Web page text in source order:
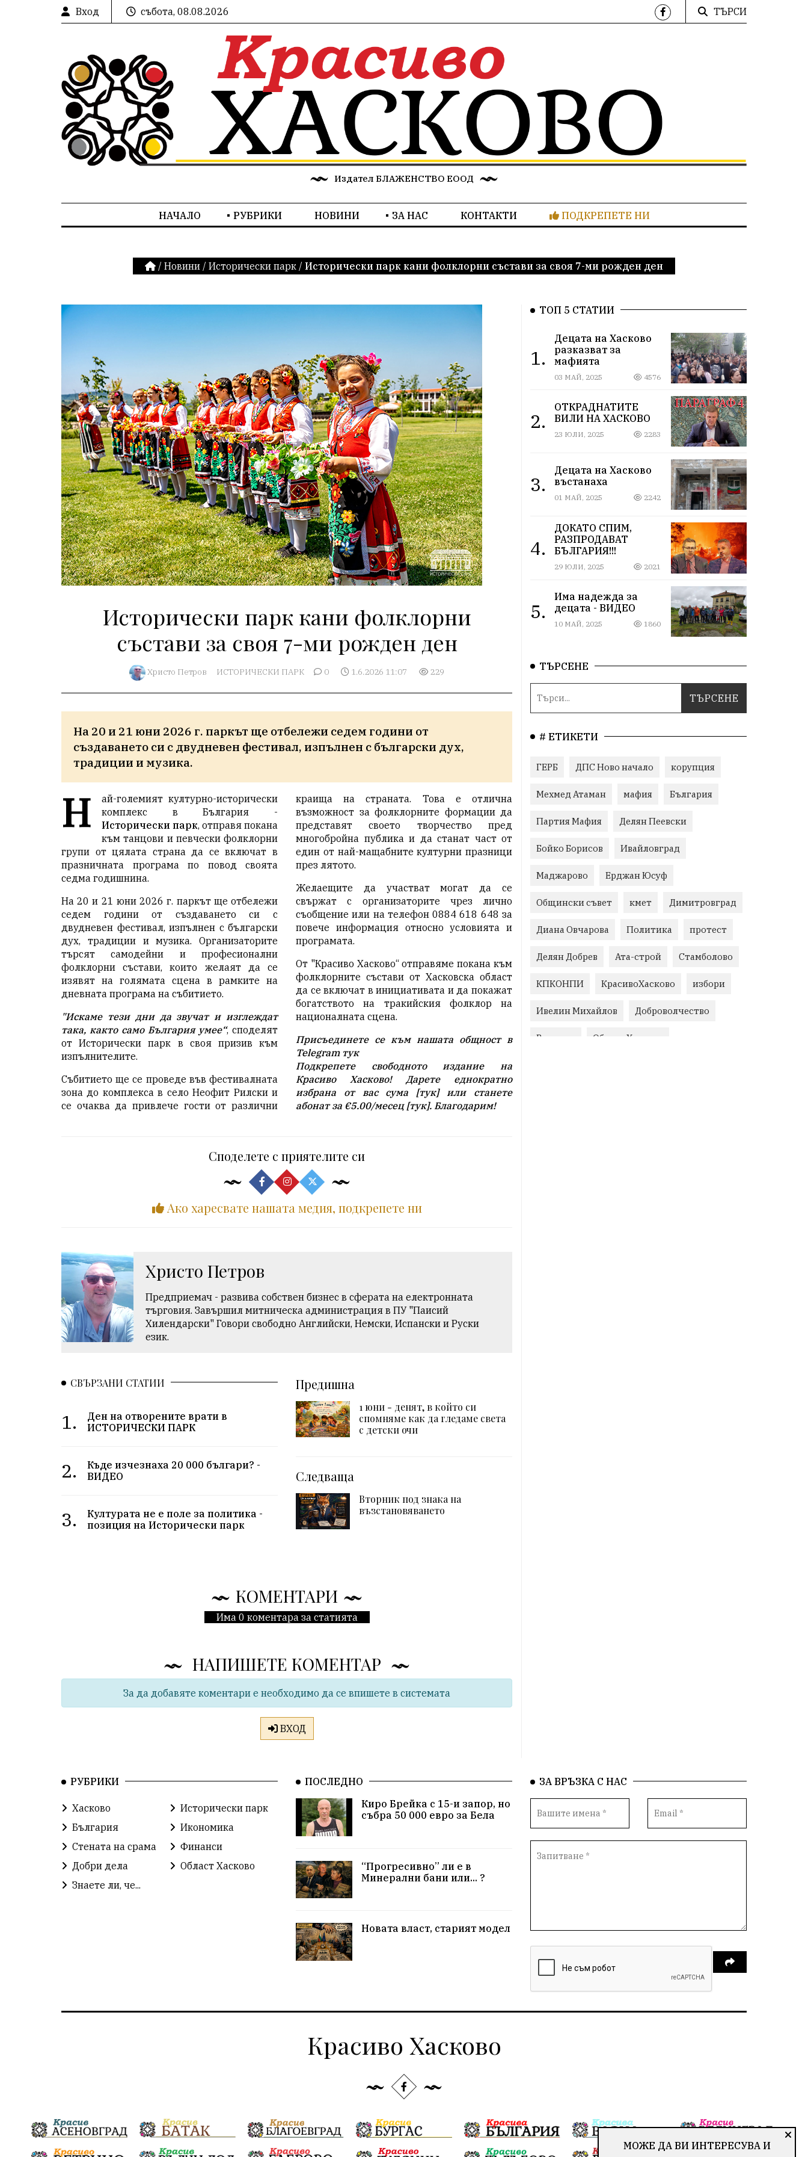
Вход събота, 08.08.2026 ТЪРСИ
Издател БЛАЖЕНСТВО ЕООД
НАЧАЛО РУБРИКИ НОВИНИ ЗА НАС КОНТАКТИ ПОДКРЕПЕТЕ НИ
/ Новини / Исторически парк / Исторически парк кани фолклорни състави за своя 7-ми рожден ден
Исторически парк кани фолклорни
състави за своя 7-ми рожден ден
Христо Петров ИСТОРИЧЕСКИ ПАРК 0 1.6.2026 11:07 229
На 20 и 21 юни 2026 г. паркът ще отбележи седем години от
създаването си с двудневен фестивал, изпълнен с български дух,
традиции и музика.
Н
ай-големият културно-исторически
комплекс в България -
Исторически парк, отправя покана
към танцови и певчески фолклорни
групи от цялата страна да се включат в
празничната програма по повод своята
седма годишнина.
На 20 и 21 юни 2026 г. паркът ще отбележи
седем години от създаването си с
двудневен фестивал, изпълнен с български
дух, традиции и музика. Организаторите
търсят самодейни и професионални
фолклорни състави, които желаят да се
изявят на голямата сцена в рамките на
дневната програма на събитието.
"Искаме тези дни да звучат и изглеждат
така, както само България умее“, споделят
от Исторически парк в своя призив към
изпълнителите.
Събитието ще се проведе във фестивалната
зона до комплекса в село Неофит Рилски и
се очаква да привлече гости от различни
краища на страната. Това е отлична
възможност за фолклорните формации да
представят своето творчество пред
многобройна публика и да станат част от
един от най-мащабните културни празници
през лятото.
Желаещите да участват могат да се
свържат с организаторите чрез лично
съобщение или на телефон 0884 618 648 за
повече информация относно условията и
програмата.
От "Красиво Хасково“ отправяме покана към
фолклорните състави от Хасковска област
да се включат в инициативата и да покажат
богатството на тракийския фолклор на
националната сцена.
Присъединете се към нашата общност в
Telegram тук
Подкрепете свободното издание на
Красиво Хасково! Дарете еднократно
избрана от вас сума [тук] или станете
абонат за €5.00/месец [тук]. Благодарим!
Споделете с приятелите си
Ако харесвате нашата медия, подкрепете ни
Христо Петров
Предприемач - развива собствен бизнес в сферата на електронната
търговия. Завършил митническа администрация в ПУ "Паисий
Хилендарски" Говори свободно Английски, Немски, Испански и Руски
език.
СВЪРЗАНИ СТАТИИ
1.
Ден на отворените врати в
ИСТОРИЧЕСКИ ПАРК
2.
Къде изчезнаха 20 000 българи? -
ВИДЕО
3.
Културата не е поле за политика -
позиция на Исторически парк
Предишна
1 юни - денят, в който си
спомняме как да гледаме света
с детски очи
Следваща
Вторник под знака на
възстановяването
КОМЕНТАРИ
Има 0 коментара за статията
НАПИШЕТЕ КОМЕНТАР
За да добавяте коментари е необходимо да се впишете в системата
ВХОД
МОЖЕ ДА ВИ ИНТЕРЕСУВА И
ТОП 5 СТАТИИ
1.
Децата на Хасково
разказват за
мафията
03 МАЙ, 2025 4576
2.
ОТКРАДНАТИТЕ
ВИЛИ НА ХАСКОВО
23 ЮЛИ, 2025 2283
3.
Децата на Хасково
въстанаха
01 МАЙ, 2025 2242
4.
ДОКАТО СПИМ,
РАЗПРОДАВАТ
БЪЛГАРИЯ!!!
29 ЮЛИ, 2025 2021
5.
Има надежда за
децата - ВИДЕО
10 МАЙ, 2025 1860
ТЪРСЕНЕ
# ЕТИКЕТИ
ГЕРБ ДПС Ново начало корупция
Мехмед Атаман мафия България
Партия Мафия Делян Пеевски
Бойко Борисов Ивайловград
Маджарово Ерджан Юсуф
Общински съвет кмет Димитровград
Диана Овчарова Политика протест
Делян Добрев Ата-строй Стамболово
КПКОНПИ КрасивоХасково избори
Ивелин Михайлов Доброволчество
Величие Област Хасково
РУБРИКИ
Хасково
Исторически парк
България
Икономика
Стената на срама
Финанси
Добри дела
Област Хасково
Знаете ли, че...
ПОСЛЕДНО
Киро Брейка с 15-и запор, но
събра 50 000 евро за Бела
“Прогресивно” ли е в
Минерални бани или... ?
Новата власт, старият модел
ЗА ВРЪЗКА С НАС
Красиво Хасково